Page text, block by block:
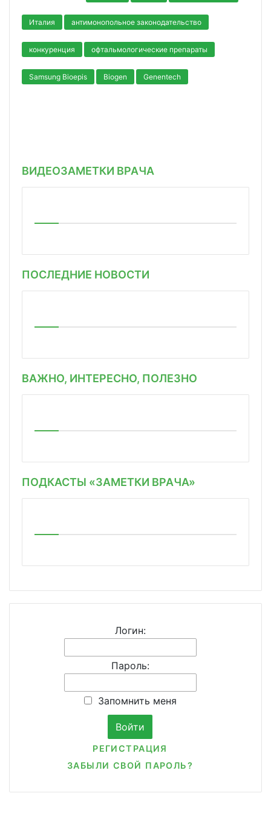
Италия антимонопольное законодательство
конкуренция офтальмологические препараты
Samsung Bioepis Biogen Genentech
ВИДЕОЗАМЕТКИ ВРАЧА
ПОСЛЕДНИЕ НОВОСТИ
ВАЖНО, ИНТЕРЕСНО, ПОЛЕЗНО
ПОДКАСТЫ «ЗАМЕТКИ ВРАЧА»
Логин:
Пароль:
Запомнить меня
РЕГИСТРАЦИЯ
ЗАБЫЛИ СВОЙ ПАРОЛЬ?